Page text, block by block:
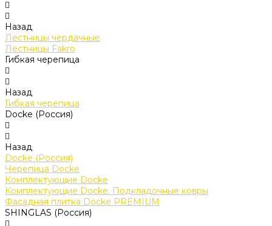
Назад
Лестницы чердачные
Лестницы Fakro
Гибкая черепица
Назад
Гибкая черепица
Docke (Россия)
Назад
Docke (Россия)
Черепица Docke
Комплектующие Docke
Комплектующие Docke. Подкладочные ковры
Фасадная плитка Docke PREMIUM
SHINGLAS (Россия)